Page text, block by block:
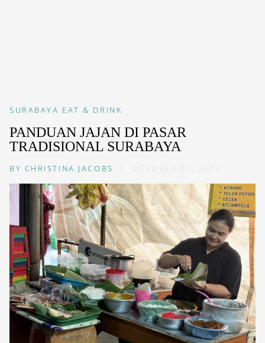
SURABAYA EAT & DRINK
PANDUAN JAJAN DI PASAR
TRADISIONAL SURABAYA
BY CHRISTINA JACOBS OCTOBER 15, 2025